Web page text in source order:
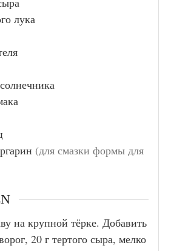
лука
(для смазки формы для
на крупной тёрке. Добавить
20 г тертого сыра, мелко